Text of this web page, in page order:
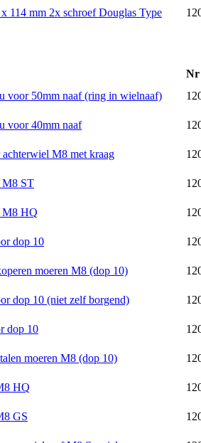
114 mm 2x schroef Douglas Type
Nr
voor 50mm naaf (ring in wielnaaf)
voor 40mm naaf
M8 met kraag
M8 ST
M8 HQ
dop 10
moeren M8 (dop 10)
dop 10 (niet zelf borgend)
dop 10
moeren M8 (dop 10)
HQ
GS